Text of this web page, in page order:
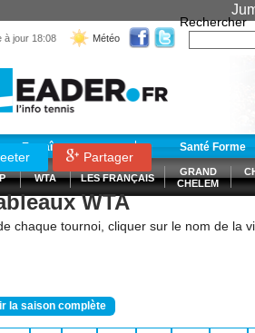
à jour 18:08 Météo
Rechercher
Entraînement Santé Forme
WTA LES FRANÇAIS
GRAND
CHELEM
Partager
WTA
chaque tournoi, cliquer sur le nom de la
la saison complète